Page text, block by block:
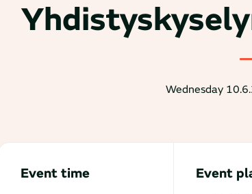
Wednesday
Event time Event